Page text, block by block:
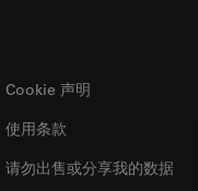
Cookie 声明
请勿出售或分享我的数据
使用条款